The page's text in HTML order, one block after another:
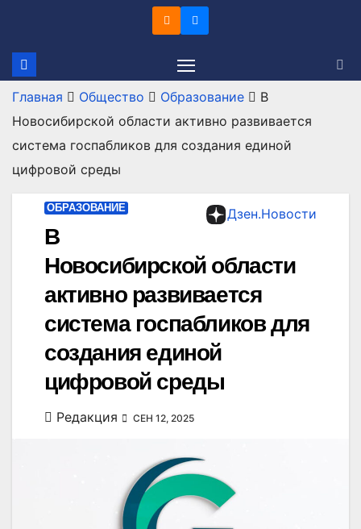
содержимому
Главная Общество Образование
В
Новосибирской области активно развивается
система госпабликов для создания единой
цифровой среды
Дзен.Новости
ОБРАЗОВАНИЕ
В
Новосибирской области
активно развивается
система госпабликов для
создания единой
цифровой среды
Редакция СЕН 12, 2025